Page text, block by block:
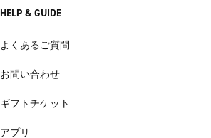
HELP & GUIDE
よくあるご質問
お問い合わせ
ギフトチケット
アプリ